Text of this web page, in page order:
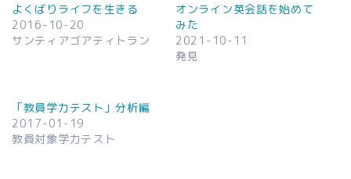
よくばりライフを生きる
2016-10-20
サンティアゴアティトラン
オンライン英会話を始めて
みた
2021-10-11
発見
「教員学力テスト」分析編
2017-01-19
教員対象学力テスト